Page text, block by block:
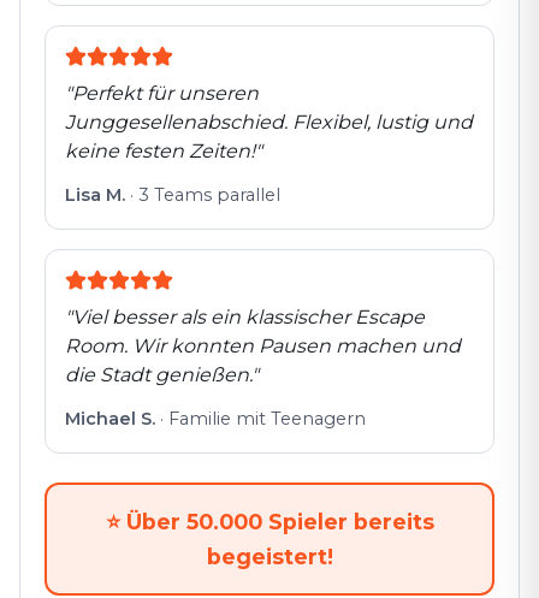
"Perfekt für unseren
Junggesellenabschied. Flexibel, lustig und
keine festen Zeiten!"
Lisa M. · 3 Teams parallel
"Viel besser als ein klassischer Escape
Room. Wir konnten Pausen machen und
die Stadt genießen."
Michael S. · Familie mit Teenagern
⭐ Über 50.000 Spieler bereits
begeistert!